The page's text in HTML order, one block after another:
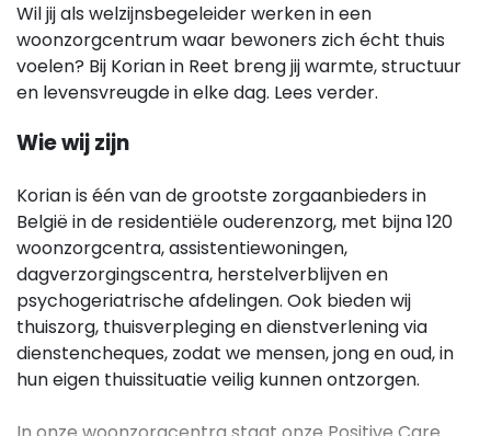
Wil jij als welzijnsbegeleider werken in een
woonzorgcentrum waar bewoners zich écht thuis
voelen? Bij Korian in Reet breng jij warmte, structuur
en levensvreugde in elke dag. Lees verder.
Wie wij zijn
Korian is één van de grootste zorgaanbieders in
België in de residentiële ouderenzorg, met bijna 120
woonzorgcentra, assistentiewoningen,
dagverzorgingscentra, herstelverblijven en
psychogeriatrische afdelingen. Ook bieden wij
thuiszorg, thuisverpleging en dienstverlening via
dienstencheques, zodat we mensen, jong en oud, in
hun eigen thuissituatie veilig kunnen ontzorgen.